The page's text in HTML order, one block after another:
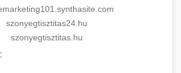
szonyegtisztitas24.hu
szonyegtisztitas.hu